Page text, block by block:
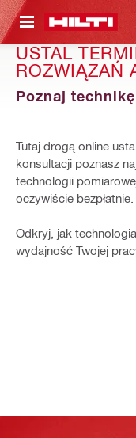
GŁÓWNEJ
USTAL
ROZWIĄZAŃ
Poznaj
Tutaj drogą online
konsultacji poznasz
technologii
oczywiście bezpłatnie.
Odkryj, jak
wydajność Twojej